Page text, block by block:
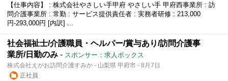
【仕事内容】 : 株式会社やさしい手甲府 やさしい手 甲府西事業所 : 訪
問介護事業所 : 常勤 : サービス提供責任者 : 実務者研修 : 213,000
円-293,000円 [内訳] ...
社会福祉士/介護職員・ヘルパー/賞与あり/訪問介護事
業所/日勤のみ - スポンサー：求人ボックス
株式会社えがお訪問介護すみか - 山梨県 甲府市 - 8月7日
正社員